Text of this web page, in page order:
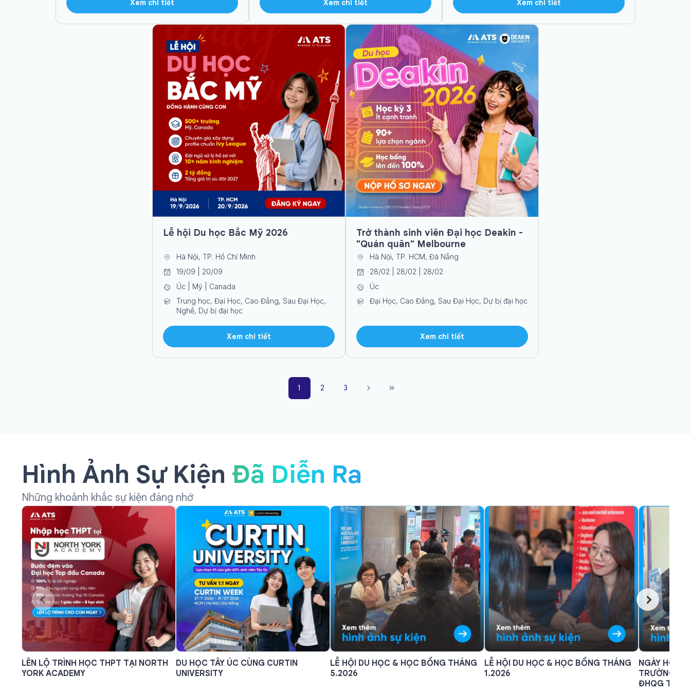
Xem chi tiết Xem chi tiết Xem chi tiết
Lễ hội Du học Bắc Mỹ 2026
Hà Nội, TP. Hồ Chí Minh
19/09 | 20/09
Úc | Mỹ | Canada
Trung học, Đại Học, Cao Đẳng, Sau Đại Học,
Nghề, Dự bị đại học
Xem chi tiết
Trở thành sinh viên Đại học Deakin -
"Quán quân" Melbourne
Hà Nội, TP. HCM, Đà Nẵng
28/02 | 28/02 | 28/02
Úc
Đại Học, Cao Đẳng, Sau Đại Học, Dự bị đại học
Xem chi tiết
1 2 3
Hình Ảnh Sự Kiện Đã Diễn Ra
Những khoảnh khắc sự kiện đáng nhớ
LÊN LỘ TRÌNH HỌC THPT TẠI NORTH
YORK ACADEMY
DU HỌC TÂY ÚC CÙNG CURTIN
UNIVERSITY
LỄ HỘI DU HỌC & HỌC BỔNG THÁNG
5.2026
LỄ HỘI DU HỌC & HỌC BỔNG THÁNG
1.2026
NGÀY HỘI
TRƯỜNG
ĐHQG TP.